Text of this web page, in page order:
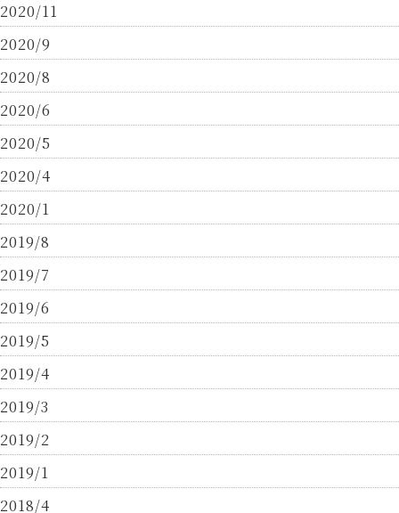
2020/11
2020/9
2020/8
2020/6
2020/5
2020/4
2020/1
2019/8
2019/7
2019/6
2019/5
2019/4
2019/3
2019/2
2019/1
2018/4